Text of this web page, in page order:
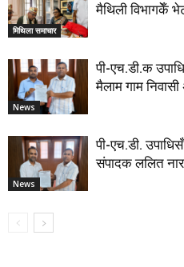
मिथिला समाचार
मैथिली विभागकेँ
News
पी-एच.डी.क
मैलाम गाम
News
पी-एच.डी.
संपादक ललित